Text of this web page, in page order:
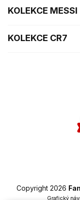
KOLEKCE MESSI
KOLEKCE CR7
Copyright 2026
Grafický